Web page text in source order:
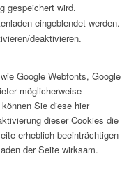
gespeichert wird.
eingeblendet werden.
deaktivieren.
Google Webfonts, Google
möglicherweise
Sie diese hier
dieser Cookies die
erheblich beeinträchtigen
der Seite wirksam.